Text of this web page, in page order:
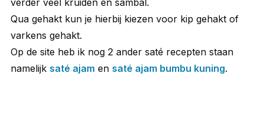
Qua gehakt kun je hierbij kiezen voor kip gehakt of
varkens gehakt.
Op de site heb ik nog 2 ander saté recepten staan
namelijk saté ajam en saté ajam bumbu kuning.